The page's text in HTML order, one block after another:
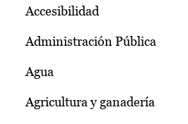
Accesibilidad
Administración Pública
Agua
Agricultura y ganadería